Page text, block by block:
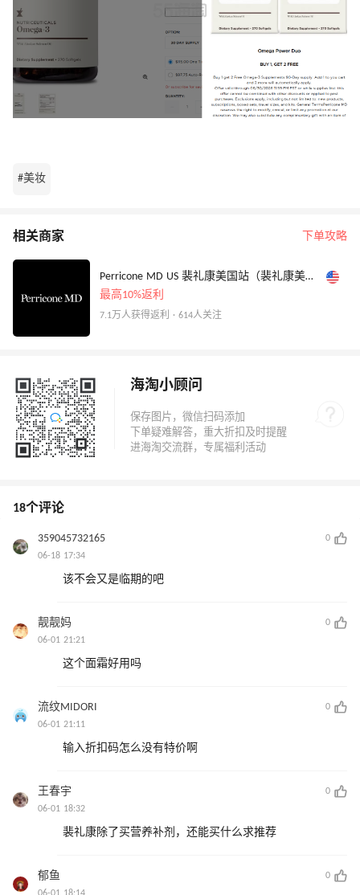
#美妆
相关商家 下单攻略
Perricone MD US 裴礼康美国站（裴礼康美国站）
最高10%返利
7.1万人获得返利 · 614人关注
海淘小顾问
18个评论
359045732165
0
06-18 17:34
该不会又是临期的吧
靓靓妈
0
06-01 21:21
这个面霜好用吗
流纹MIDORI
0
06-01 21:11
输入折扣码怎么没有特价啊
王春宇
0
06-01 18:32
裴礼康除了买营养补剂，还能买什么求推荐
郁鱼
0